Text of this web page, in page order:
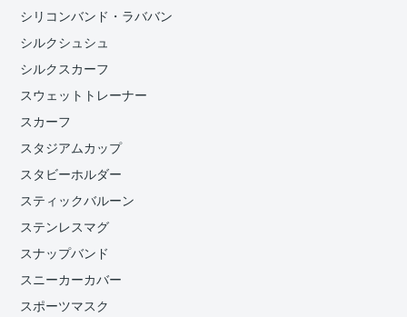
シリコンバンド・ラババン
シルクシュシュ
シルクスカーフ
スウェットトレーナー
スカーフ
スタジアムカップ
スタビーホルダー
スティックバルーン
ステンレスマグ
スナップバンド
スニーカーカバー
スポーツマスク